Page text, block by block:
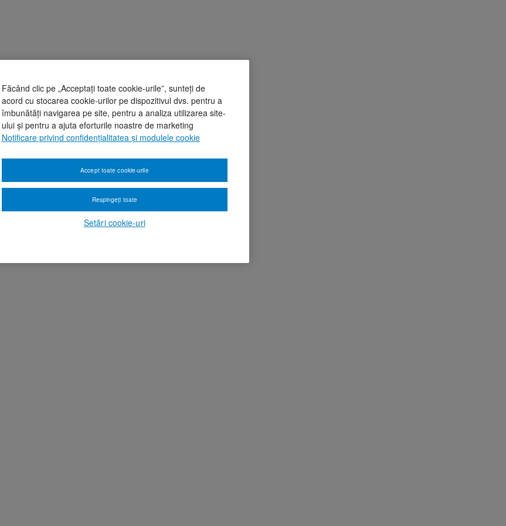
Făcând clic pe „Acceptați toate cookie-urile”, sunteți de
acord cu stocarea cookie-urilor pe dispozitivul dvs. pentru a
îmbunătăți navigarea pe site, pentru a analiza utilizarea site-
ului și pentru a ajuta eforturile noastre de marketing
Notificare privind confidențialitatea și modulele cookie
Setări cookie-uri
Respingeți toate
Accept toate cookie-urile